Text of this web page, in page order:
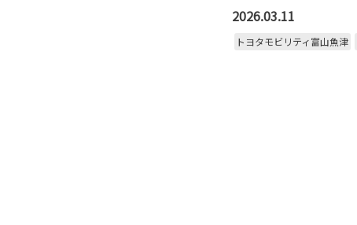
2026.03.11
トヨタモビリティ富山魚津